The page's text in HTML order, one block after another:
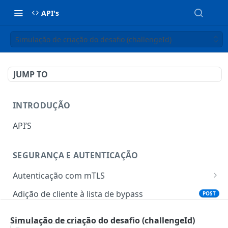
API's
Simulação de criação do desafio (challengeId)
JUMP TO
INTRODUÇÃO
API’S
SEGURANÇA E AUTENTICAÇÃO
Autenticação com mTLS
Token para gerar certificado mTLS
POST
Adição de cliente à lista de bypass POST
TOTP
Simulação de criação do desafio (challengeId)